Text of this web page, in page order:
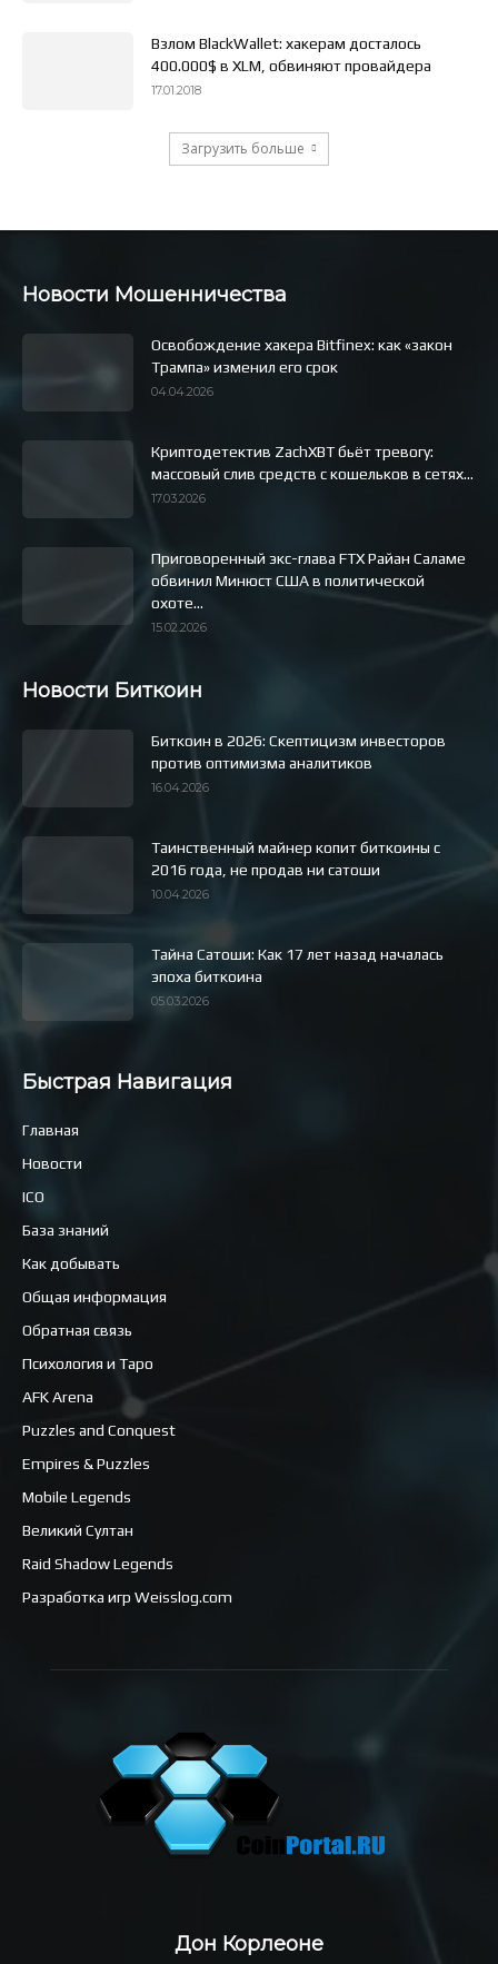
Взлом BlackWallet: хакерам досталось
400.000$ в XLM, обвиняют провайдера
17.01.2018
Загрузить больше
Новости Мошенничества
Освобождение хакера Bitfinex: как «закон
Трампа» изменил его срок
04.04.2026
Криптодетектив ZachXBT бьёт тревогу:
массовый слив средств с кошельков в сетях...
17.03.2026
Приговоренный экс-глава FTX Райан Саламе
обвинил Минюст США в политической
охоте...
15.02.2026
Новости Биткоин
Биткоин в 2026: Скептицизм инвесторов
против оптимизма аналитиков
16.04.2026
Таинственный майнер копит биткоины с
2016 года, не продав ни сатоши
10.04.2026
Тайна Сатоши: Как 17 лет назад началась
эпоха биткоина
05.03.2026
Быстрая Навигация
Главная
Новости
ICO
База знаний
Как добывать
Общая информация
Обратная связь
Психология и Таро
AFK Arena
Puzzles and Conquest
Empires & Puzzles
Mobile Legends
Великий Султан
Raid Shadow Legends
Разработка игр Weisslog.com
Дон Корлеоне